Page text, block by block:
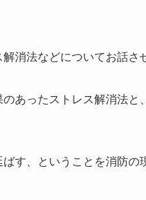
消法などについてお話さ
あったストレス解消法と
す、ということを消防